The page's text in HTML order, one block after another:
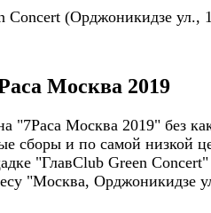
Concert (Орджоникидзе ул.,
Москва 2019
"7Раса Москва 2019" без
сборы и по самой низкой
"ГлавClub Green Concert"
"Москва, Орджоникидзе